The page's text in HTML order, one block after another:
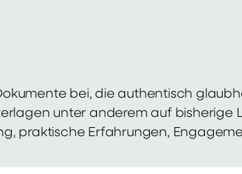
bei, die authentisch
unter anderem auf bisherige
praktische Erfahrungen,